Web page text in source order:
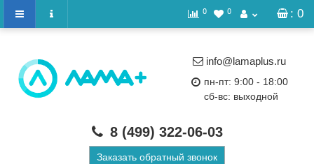
: 0
0 0
info@lamaplus.ru
пн-пт: 9:00 - 18:00
сб-вс: выходной
8 (499) 322-06-03
Заказать обратный звонок